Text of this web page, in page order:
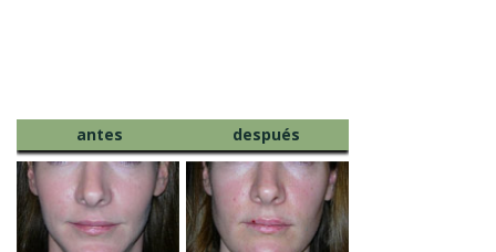
antes después